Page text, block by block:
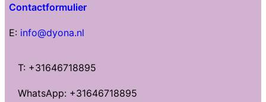
Contactformulier
E: info@dyona.nl
T: +31646718895
WhatsApp: +31646718895